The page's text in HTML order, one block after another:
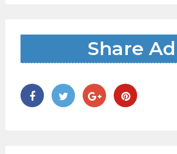
Share Ad